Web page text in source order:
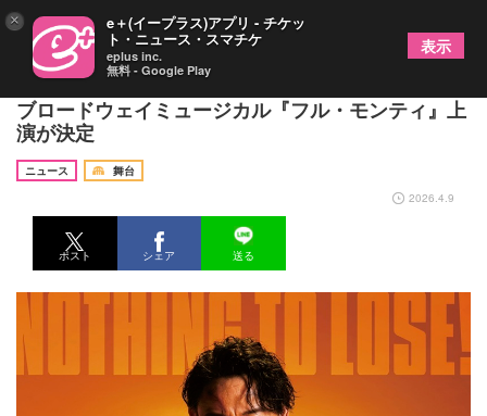
山本耕史、ゆりやんレトリィバァら出演 日米合作
ブロードウェイミュージカル『フル・モンティ』上
演が決定
ニュース
舞台
2026.4.9
ポスト シェア 送る
× e＋(イープラス)アプリ - チケッ
ト・ニュース・スマチケ
eplus inc.
無料 - Google Play
表示